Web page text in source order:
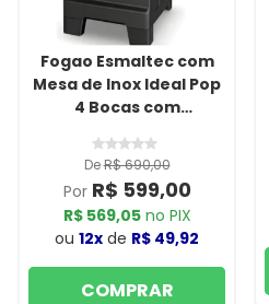
Fogao Esmaltec com
Mesa de Inox Ideal Pop
4 Bocas com
F4ISP Preto
DeR$ 690,00
PorR$ 599,00
R$ 569,05no PIX
ou 12x de R$ 49,92
COMPRAR